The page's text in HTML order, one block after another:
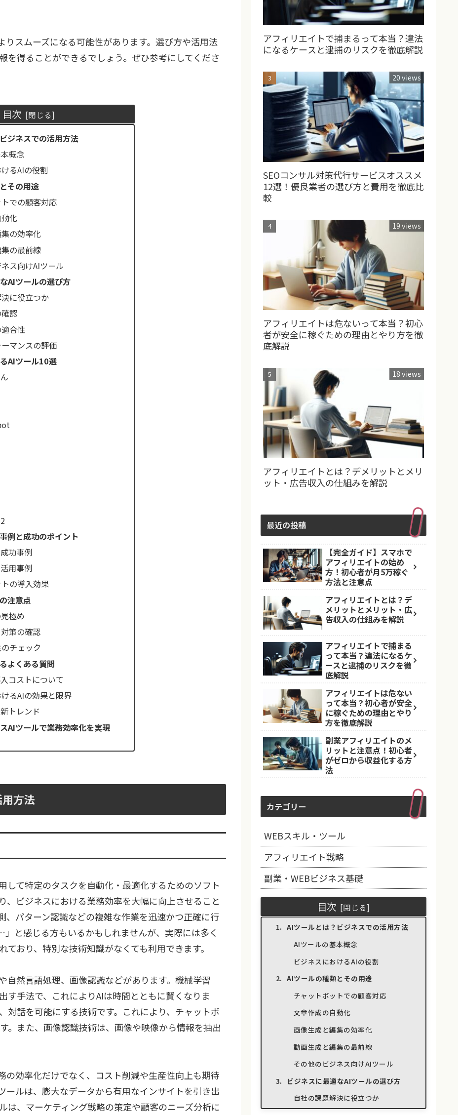
りスムーズになる可能性があります。選び方や活用法
を得ることができるでしょう。ぜひ参考にしてくださ
目次
ジネスでの活用方法
概念
るAIの役割
その用途
での顧客対応
化
の効率化
の最前線
ス向けAIツール
AIツールの選び方
に役立つか
認
合性
マンスの評価
AIツール10選
例と成功のポイント
功事例
用事例
の導入効果
注意点
極め
策の確認
チェック
よくある質問
コストについて
るAIの効果と限界
トレンド
AIツールで業務効率化を実現
方法
して特定のタスクを自動化・最適化するためのソフト
、ビジネスにおける業務効率を大幅に向上させること
、パターン認識などの複雑な作業を迅速かつ正確に行
と感じる方もいるかもしれませんが、実際には多く
おり、特別な技術知識がなくても利用できます。
自然言語処理、画像認識などがあります。機械学習
す手法で、これによりAIは時間とともに賢くなりま
対話を可能にする技術です。これにより、チャットボ
。また、画像認識技術は、画像や映像から情報を抽出
の効率化だけでなく、コスト削減や生産性向上も期待
ールは、膨大なデータから有用なインサイトを引き出
は、マーケティング戦略の策定や顧客のニーズ分析に
アフィリエイトで捕まるって本当？違法
になるケースと逮捕のリスクを徹底解説
SEOコンサル対策代行サービスオススメ
12選！優良業者の選び方と費用を徹底比
較
20 views
アフィリエイトは危ないって本当？初心
者が安全に稼ぐための理由とやり方を徹
底解説
19 views
アフィリエイトとは？デメリットとメリ
ット・広告収入の仕組みを解説
18 views
最近の投稿
【完全ガイド】スマホで
アフィリエイトの始め
方！初心者が月5万稼ぐ
方法と注意点
アフィリエイトとは？デ
メリットとメリット・広
告収入の仕組みを解説
アフィリエイトで捕まる
って本当？違法になるケ
ースと逮捕のリスクを徹
底解説
アフィリエイトは危ない
って本当？初心者が安全
に稼ぐための理由とやり
方を徹底解説
副業アフィリエイトのメ
リットと注意点！初心者
がゼロから収益化する方
法
カテゴリー
WEBスキル・ツール
アフィリエイト戦略
副業・WEBビジネス基礎
目次
AIツールとは？ビジネスでの活用方法
AIツールの基本概念
ビジネスにおけるAIの役割
AIツールの種類とその用途
チャットボットでの顧客対応
文章作成の自動化
画像生成と編集の効率化
動画生成と編集の最前線
その他のビジネス向けAIツール
ビジネスに最適なAIツールの選び方
自社の課題解決に役立つか